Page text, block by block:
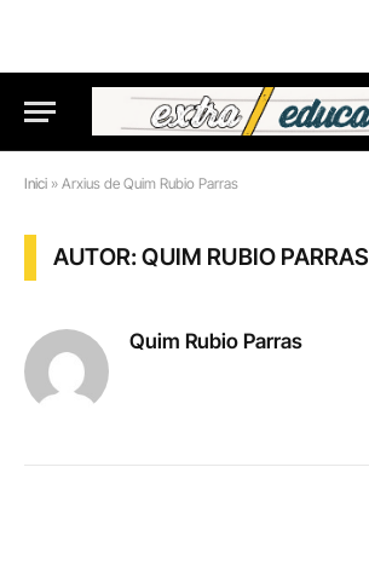
Inici » Arxius de Quim Rubio Parras
AUTOR: QUIM RUBIO PARRAS
Quim Rubio Parras